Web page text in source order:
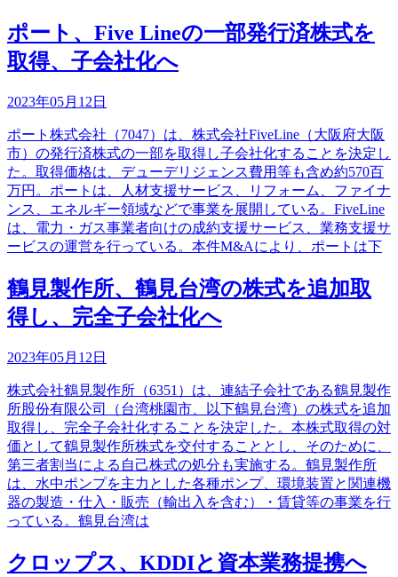
ポート、Five Lineの一部発行済株式を
取得、子会社化へ
2023年05月12日
ポート株式会社（7047）は、株式会社FiveLine（大阪府大阪
市）の発行済株式の一部を取得し子会社化することを決定し
た。取得価格は、デューデリジェンス費用等も含め約570百
万円。ポートは、人材支援サービス、リフォーム、ファイナ
ンス、エネルギー領域などで事業を展開している。FiveLine
は、電力・ガス事業者向けの成約支援サービス、業務支援サ
ービスの運営を行っている。本件M&Aにより、ポートは下
鶴見製作所、鶴見台湾の株式を追加取
得し、完全子会社化へ
2023年05月12日
株式会社鶴見製作所（6351）は、連結子会社である鶴見製作
所股份有限公司（台湾桃園市、以下鶴見台湾）の株式を追加
取得し、完全子会社化することを決定した。本株式取得の対
価として鶴見製作所株式を交付することとし、そのために、
第三者割当による自己株式の処分も実施する。鶴見製作所
は、水中ポンプを主力とした各種ポンプ、環境装置と関連機
器の製造・仕入・販売（輸出入を含む）・賃貸等の事業を行
っている。鶴見台湾は
クロップス、KDDIと資本業務提携へ